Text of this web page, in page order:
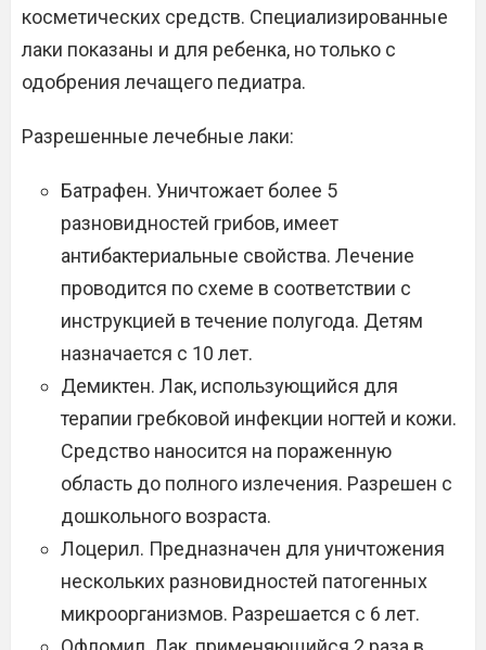
косметических средств. Специализированные
лаки показаны и для ребенка, но только с
одобрения лечащего педиатра.
Разрешенные лечебные лаки:
Батрафен. Уничтожает более 5
разновидностей грибов, имеет
антибактериальные свойства. Лечение
проводится по схеме в соответствии с
инструкцией в течение полугода. Детям
назначается с 10 лет.
Демиктен. Лак, использующийся для
терапии гребковой инфекции ногтей и кожи.
Средство наносится на пораженную
область до полного излечения. Разрешен с
дошкольного возраста.
Лоцерил. Предназначен для уничтожения
нескольких разновидностей патогенных
микроорганизмов. Разрешается с 6 лет.